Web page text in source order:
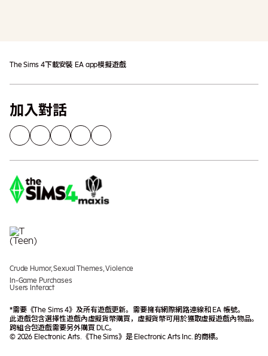
The Sims 4下載安裝 EA app模擬遊戲
加入對話
Crude Humor, Sexual Themes, Violence
In-Game Purchases
Users Interact
*需要《The Sims 4》及所有遊戲更新。需要擁有網際網路連線和 EA 帳號。
此遊戲包含選擇性遊戲內虛擬貨幣購買，虛擬貨幣可用於獲取虛擬遊戲內物品。
跨組合包遊戲需要另外購買 DLC。
© 2026 Electronic Arts.《The Sims》是 Electronic Arts Inc. 的商標。